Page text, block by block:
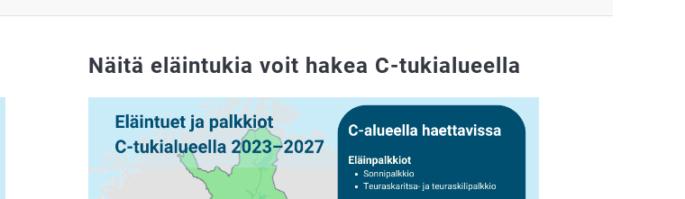
Näitä eläintukia voit hakea C-tukialueella